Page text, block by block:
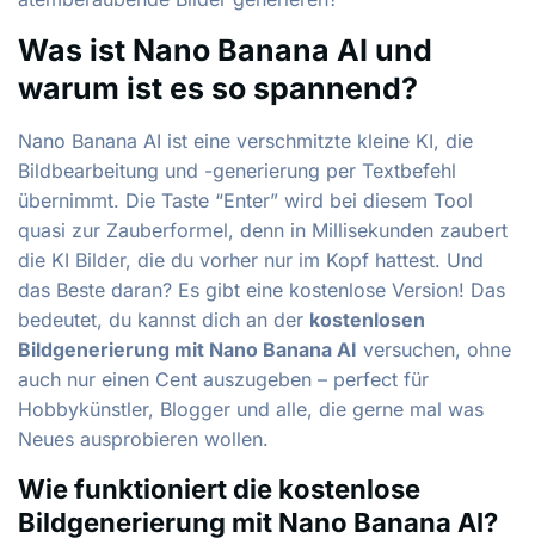
Was ist Nano Banana AI und
warum ist es so spannend?
Nano Banana AI ist eine verschmitzte kleine KI, die
Bildbearbeitung und -generierung per Textbefehl
übernimmt. Die Taste “Enter” wird bei diesem Tool
quasi zur Zauberformel, denn in Millisekunden zaubert
die KI Bilder, die du vorher nur im Kopf hattest. Und
das Beste daran? Es gibt eine kostenlose Version! Das
bedeutet, du kannst dich an der kostenlosen
Bildgenerierung mit Nano Banana AI versuchen, ohne
auch nur einen Cent auszugeben – perfect für
Hobbykünstler, Blogger und alle, die gerne mal was
Neues ausprobieren wollen.
Wie funktioniert die kostenlose
Bildgenerierung mit Nano Banana AI?